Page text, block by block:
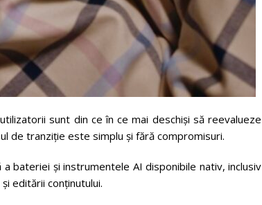
sunt din ce în ce mai deschiși să reevalueze
de tranziție este simplu și fără compromisuri.
bateriei și instrumentele AI disponibile nativ, inclusiv
editării conținutului.